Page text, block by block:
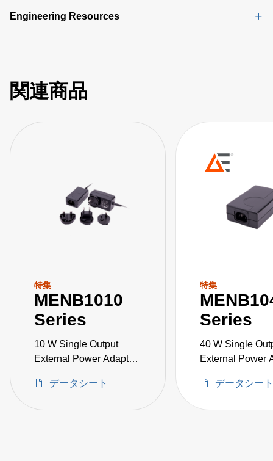
Engineering Resources
関連商品
特集
MENB1010
Series
10 W Single Output
External Power Adapter
データシート
特集
Series
40 W Single
External Power
データシート